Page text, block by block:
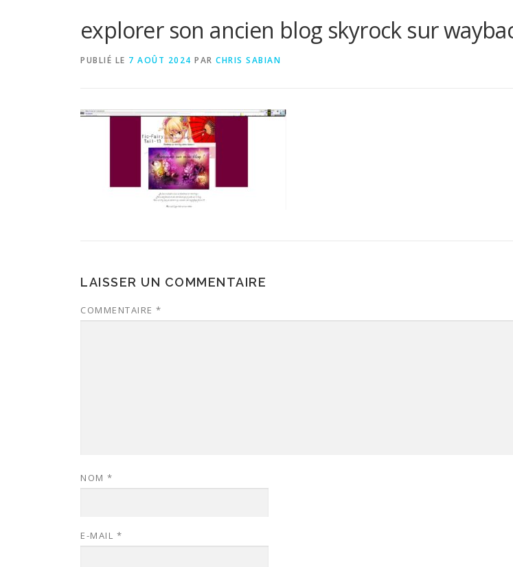
explorer son ancien blog skyrock sur
PUBLIÉ LE 7 AOÛT 2024 PAR CHRIS SABIAN
LAISSER UN COMMENTAIRE
COMMENTAIRE *
NOM *
E-MAIL *